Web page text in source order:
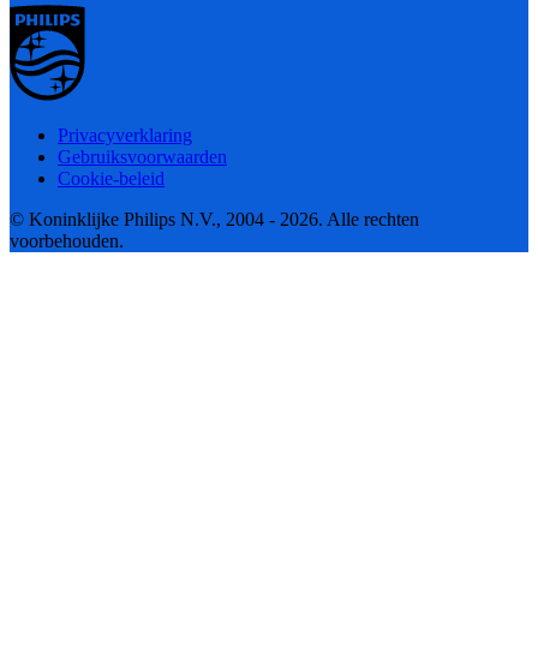
Privacyverklaring
Gebruiksvoorwaarden
Cookie-beleid
© Koninklijke Philips N.V., 2004 - 2026. Alle rechten
voorbehouden.